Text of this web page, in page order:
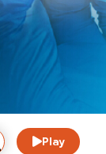
Play